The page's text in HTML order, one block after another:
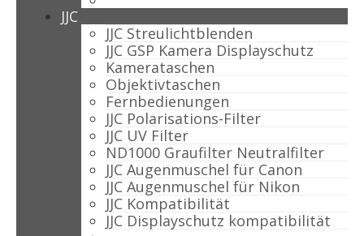
JJC
JJC Streulichtblenden
JJC GSP Kamera Displayschutz
Kamerataschen
Objektivtaschen
Fernbedienungen
JJC Polarisations-Filter
JJC UV Filter
ND1000 Graufilter Neutralfilter
JJC Augenmuschel für Canon
JJC Augenmuschel für Nikon
JJC Kompatibilität
JJC Displayschutz kompatibilität